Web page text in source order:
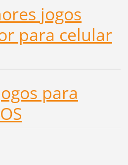
jogos
para celular
para